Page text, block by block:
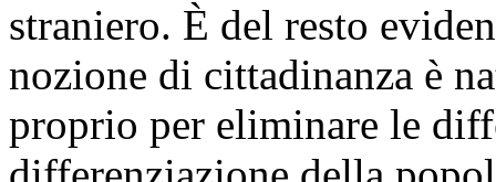
straniero. È del resto
nozione di cittadinanza è
proprio per eliminare le